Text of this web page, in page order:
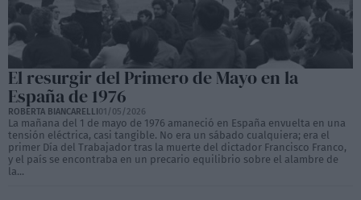
El resurgir del Primero de Mayo en la
España de 1976
ROBERTA BIANCARELLI01/05/2026
La mañana del 1 de mayo de 1976 amaneció en España envuelta en una
tensión eléctrica, casi tangible. No era un sábado cualquiera; era el
primer Día del Trabajador tras la muerte del dictador Francisco Franco,
y el país se encontraba en un precario equilibrio sobre el alambre de
la...